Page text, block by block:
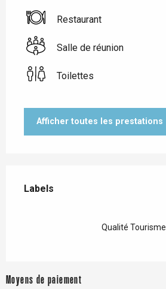
Restaurant
Salle de réunion
Toilettes
Afficher toutes les prestations
Labels
Labels
Qualité Tourisme
Moyens de paiement